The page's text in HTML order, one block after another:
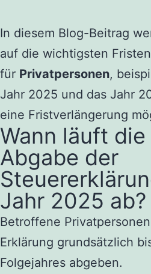
In diesem Blog-Beitrag
auf die wichtigsten
für Privatpersonen,
Jahr 2025 und das Jahr
eine Fristverlängerung
Wann läuft
Abgabe der
Jahr 2025 ab?
Betroffene
Erklärung grundsätzlich
Folgejahres abgeben.